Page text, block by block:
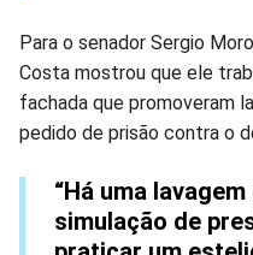
Para o senador Sergio
Costa mostrou que ele
fachada que promoveram
pedido de prisão contra o
“Há uma
simulação de